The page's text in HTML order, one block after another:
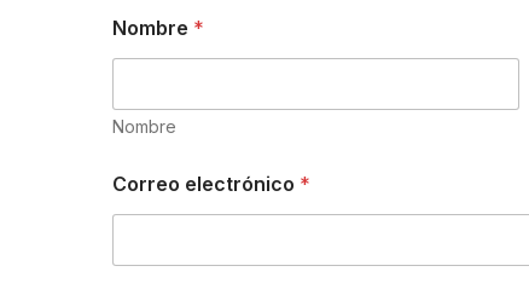
Nombre *
Nombre
C
o
Correo electrónico *